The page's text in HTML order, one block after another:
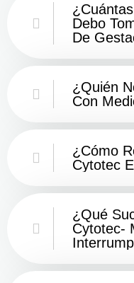
Debo
De
¿Quién
Con
¿Cómo
Cytotec
¿Qué
Cytotec-